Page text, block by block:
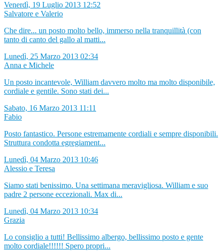
Venerdì, 19 Luglio 2013 12:52
Salvatore e Valerio
Che dire... un posto molto bello, immerso nella tranquillità (con
tanto di canto del gallo al matti...
Lunedì, 25 Marzo 2013 02:34
Anna e Michele
Un posto incantevole, William davvero molto ma molto disponibile,
cordiale e gentile. Sono stati dei...
Sabato, 16 Marzo 2013 11:11
Fabio
Posto fantastico. Persone estremamente cordiali e sempre disponibili.
Struttura condotta egregiament...
Lunedì, 04 Marzo 2013 10:46
Alessio e Teresa
Siamo stati benissimo. Una settimana meravigliosa. William e suo
padre 2 persone eccezionali. Max di...
Lunedì, 04 Marzo 2013 10:34
Grazia
Lo consiglio a tutti! Bellissimo albergo, bellissimo posto e gente
molto cordiale!!!!!! Spero propri...